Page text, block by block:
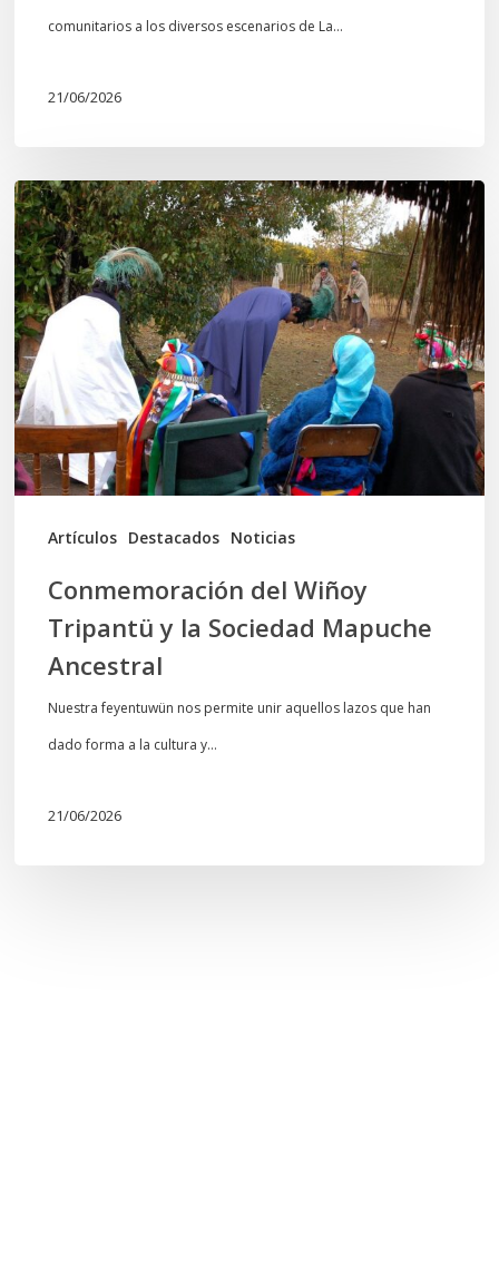
comunitarios a los diversos escenarios de La…
21/06/2026
Artículos Destacados Noticias
Conmemoración
del
Wiñoy
Tripantü
y
la
Sociedad
Mapuche
Ancestral
Conmemoración del Wiñoy
Tripantü y la Sociedad Mapuche
Ancestral
Nuestra feyentuwün nos permite unir aquellos lazos que han
dado forma a la cultura y…
21/06/2026